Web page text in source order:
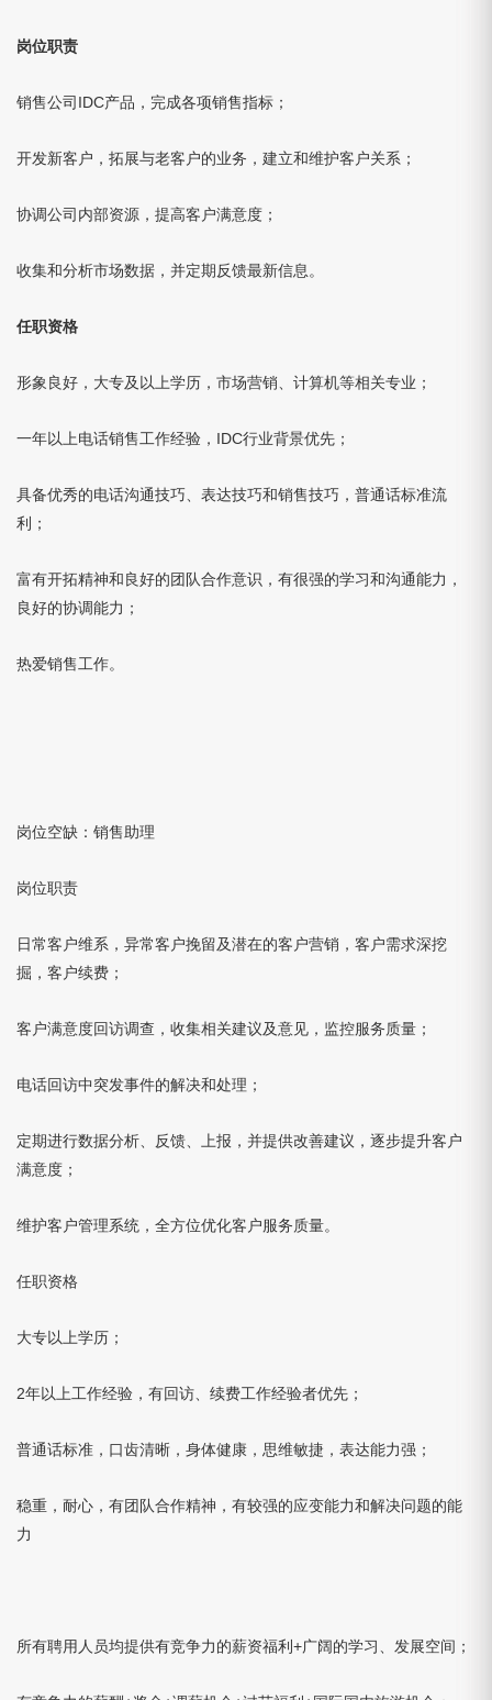
岗位职责
销售公司IDC产品，完成各项销售指标；
开发新客户，拓展与老客户的业务，建立和维护客户关系；
协调公司内部资源，提高客户满意度；
收集和分析市场数据，并定期反馈最新信息。
任职资格
形象良好，大专及以上学历，市场营销、计算机等相关专业；
一年以上电话销售工作经验，IDC行业背景优先；
具备优秀的电话沟通技巧、表达技巧和销售技巧，普通话标准流
利；
富有开拓精神和良好的团队合作意识，有很强的学习和沟通能力，
良好的协调能力；
热爱销售工作。
岗位空缺：销售助理
岗位职责
日常客户维系，异常客户挽留及潜在的客户营销，客户需求深挖
掘，客户续费；
客户满意度回访调查，收集相关建议及意见，监控服务质量；
电话回访中突发事件的解决和处理；
定期进行数据分析、反馈、上报，并提供改善建议，逐步提升客户
满意度；
维护客户管理系统，全方位优化客户服务质量。
任职资格
大专以上学历；
2年以上工作经验，有回访、续费工作经验者优先；
普通话标准，口齿清晰，身体健康，思维敏捷，表达能力强；
稳重，耐心，有团队合作精神，有较强的应变能力和解决问题的能
力
所有聘用人员均提供有竞争力的薪资福利+广阔的学习、发展空间；